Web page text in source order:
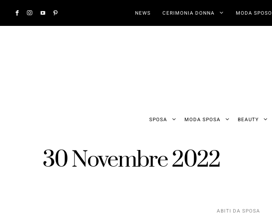
NEWS CERIMONIA DONNA MODA SPOSO
SPOSA MODA SPOSA BEAUTY
30 Novembre 2022
ABITI DA SPOSA